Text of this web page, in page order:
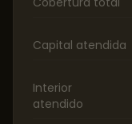
Capital atendida
Interior
atendido